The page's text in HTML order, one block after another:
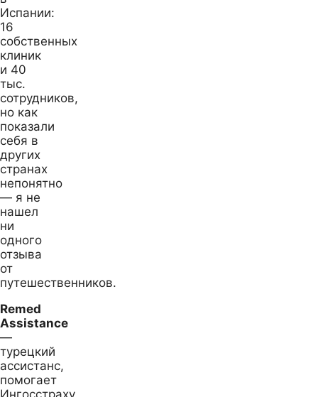
Испании:
16
собственных
клиник
и 40
тыс.
сотрудников,
но как
показали
себя в
других
странах
непонятно
— я не
нашел
ни
одного
отзыва
от
путешественников.
Remed
Assistance
—
турецкий
ассистанс,
помогает
Ингосстраху